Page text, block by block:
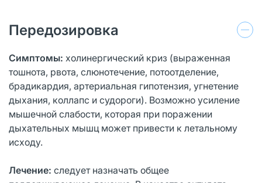
Передозировка
Симптомы: холинергический криз (выраженная
тошнота, рвота, слюнотечение, потоотделение,
брадикардия, артериальная гипотензия, угнетение
дыхания, коллапс и судороги). Возможно усиление
мышечной слабости, которая при поражении
дыхательных мышц может привести к летальному
исходу.
Лечение: следует назначать общее